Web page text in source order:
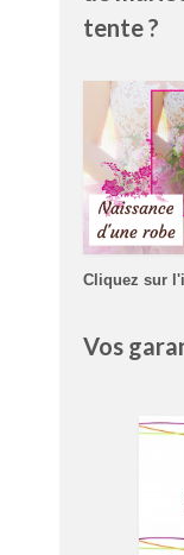
tente ?
Cliquez sur
Vos